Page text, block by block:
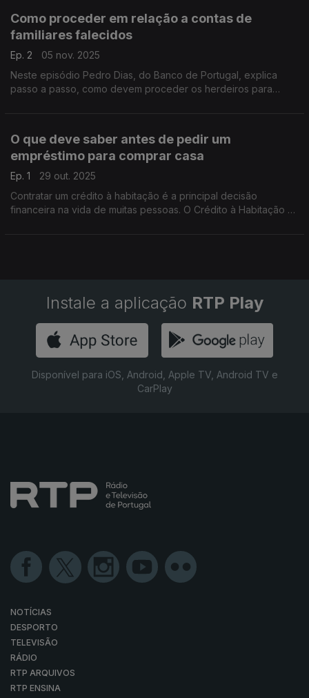
Como proceder em relação a contas de
familiares falecidos
Ep. 2
05 nov. 2025
Neste episódio Pedro Dias, do Banco de Portugal, explica
passo a passo, como devem proceder os herdeiros para
O que deve saber antes de pedir um
empréstimo para comprar casa
Ep. 1
29 out. 2025
Contratar um crédito à habitação é a principal decisão
financeira na vida de muitas pessoas. O Crédito à Habitação é
Instale a aplicação RTP Play
Disponível para iOS, Android, Apple TV, Android TV e
CarPlay
NOTÍCIAS
DESPORTO
TELEVISÃO
RÁDIO
RTP ARQUIVOS
RTP ENSINA